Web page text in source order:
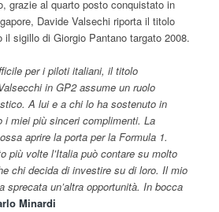
grazie al quarto posto conquistato in
Davide Valsechi riporta il titolo
sigillo di Giorgio Pantano targato 2008.
per i piloti italiani, il titolo
in GP2 assume un ruolo
A lui e a chi lo ha sostenuto in
i miei più sinceri complimenti. La
aprire la porta per la Formula 1.
più volte l’Italia può contare su molto
chi decida di investire su di loro. Il mio
sprecata un’altra opportunità. In bocca
Minardi